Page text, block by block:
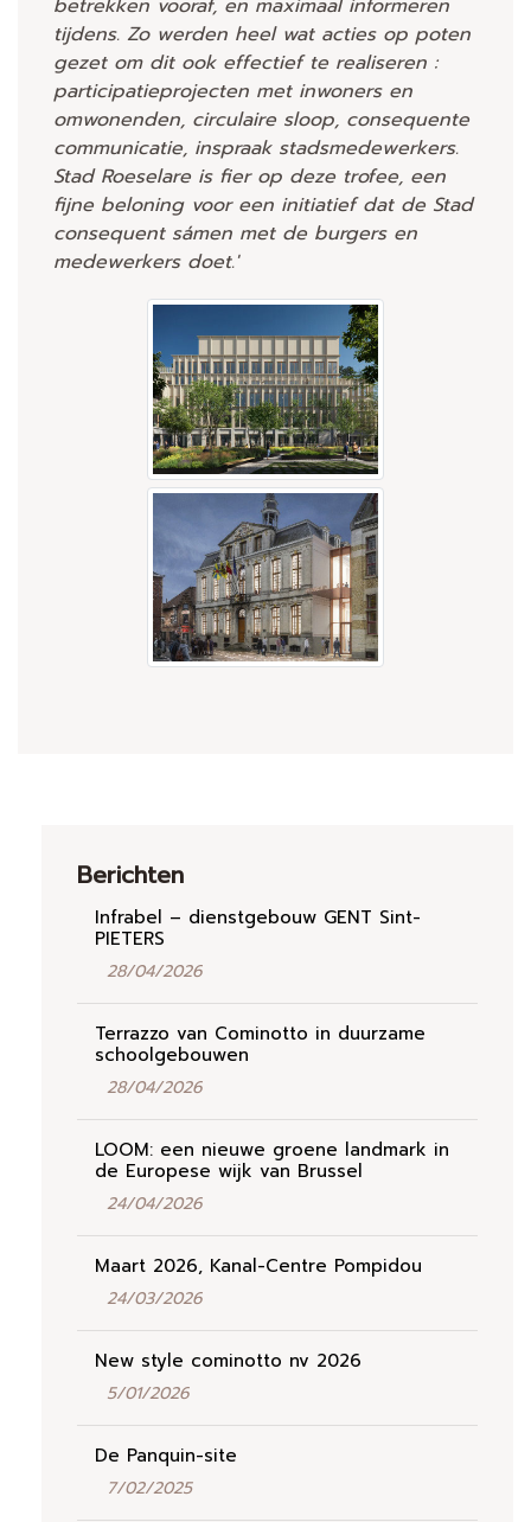
betrekken vooraf, en maximaal informeren
tijdens. Zo werden heel wat acties op poten
gezet om dit ook effectief te realiseren :
participatieprojecten met inwoners en
omwonenden, circulaire sloop, consequente
communicatie, inspraak stadsmedewerkers.
Stad Roeselare is fier op deze trofee, een
fijne beloning voor een initiatief dat de Stad
consequent sámen met de burgers en
medewerkers doet.'
Berichten
Infrabel – dienstgebouw GENT Sint-
PIETERS
28/04/2026
Terrazzo van Cominotto in duurzame
schoolgebouwen
28/04/2026
LOOM: een nieuwe groene landmark in
de Europese wijk van Brussel
24/04/2026
Maart 2026, Kanal-Centre Pompidou
24/03/2026
New style cominotto nv 2026
5/01/2026
De Panquin-site
7/02/2025